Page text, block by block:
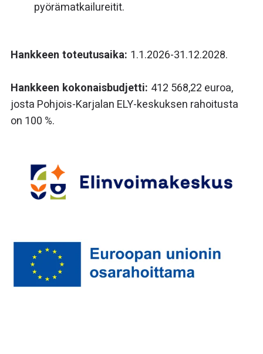
pyörämatkailureitit.
Hankkeen toteutusaika: 1.1.2026-31.12.2028.
Hankkeen kokonaisbudjetti: 412 568,22 euroa,
josta Pohjois-Karjalan ELY-keskuksen rahoitusta
on 100 %.